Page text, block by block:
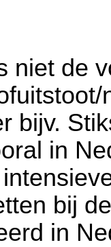
niet de
bijv.
in
bij
in